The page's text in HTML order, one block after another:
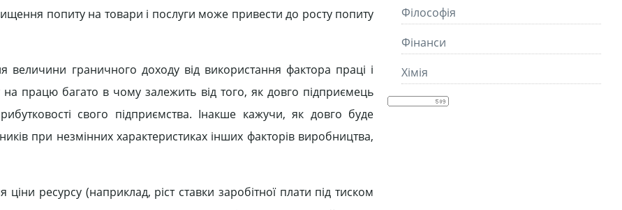
попиту на товари і послуги може привести до росту попиту
величини граничного доходу від використання фактора праці і
працю багато в чому залежить від того, як довго підприємець
свого підприємства. Інакше кажучи, як довго буде
при незмінних характеристиках інших факторів виробництва,
ресурсу (наприклад, ріст ставки заробітної плати під тиском
Філософія
Фінанси
Хімія